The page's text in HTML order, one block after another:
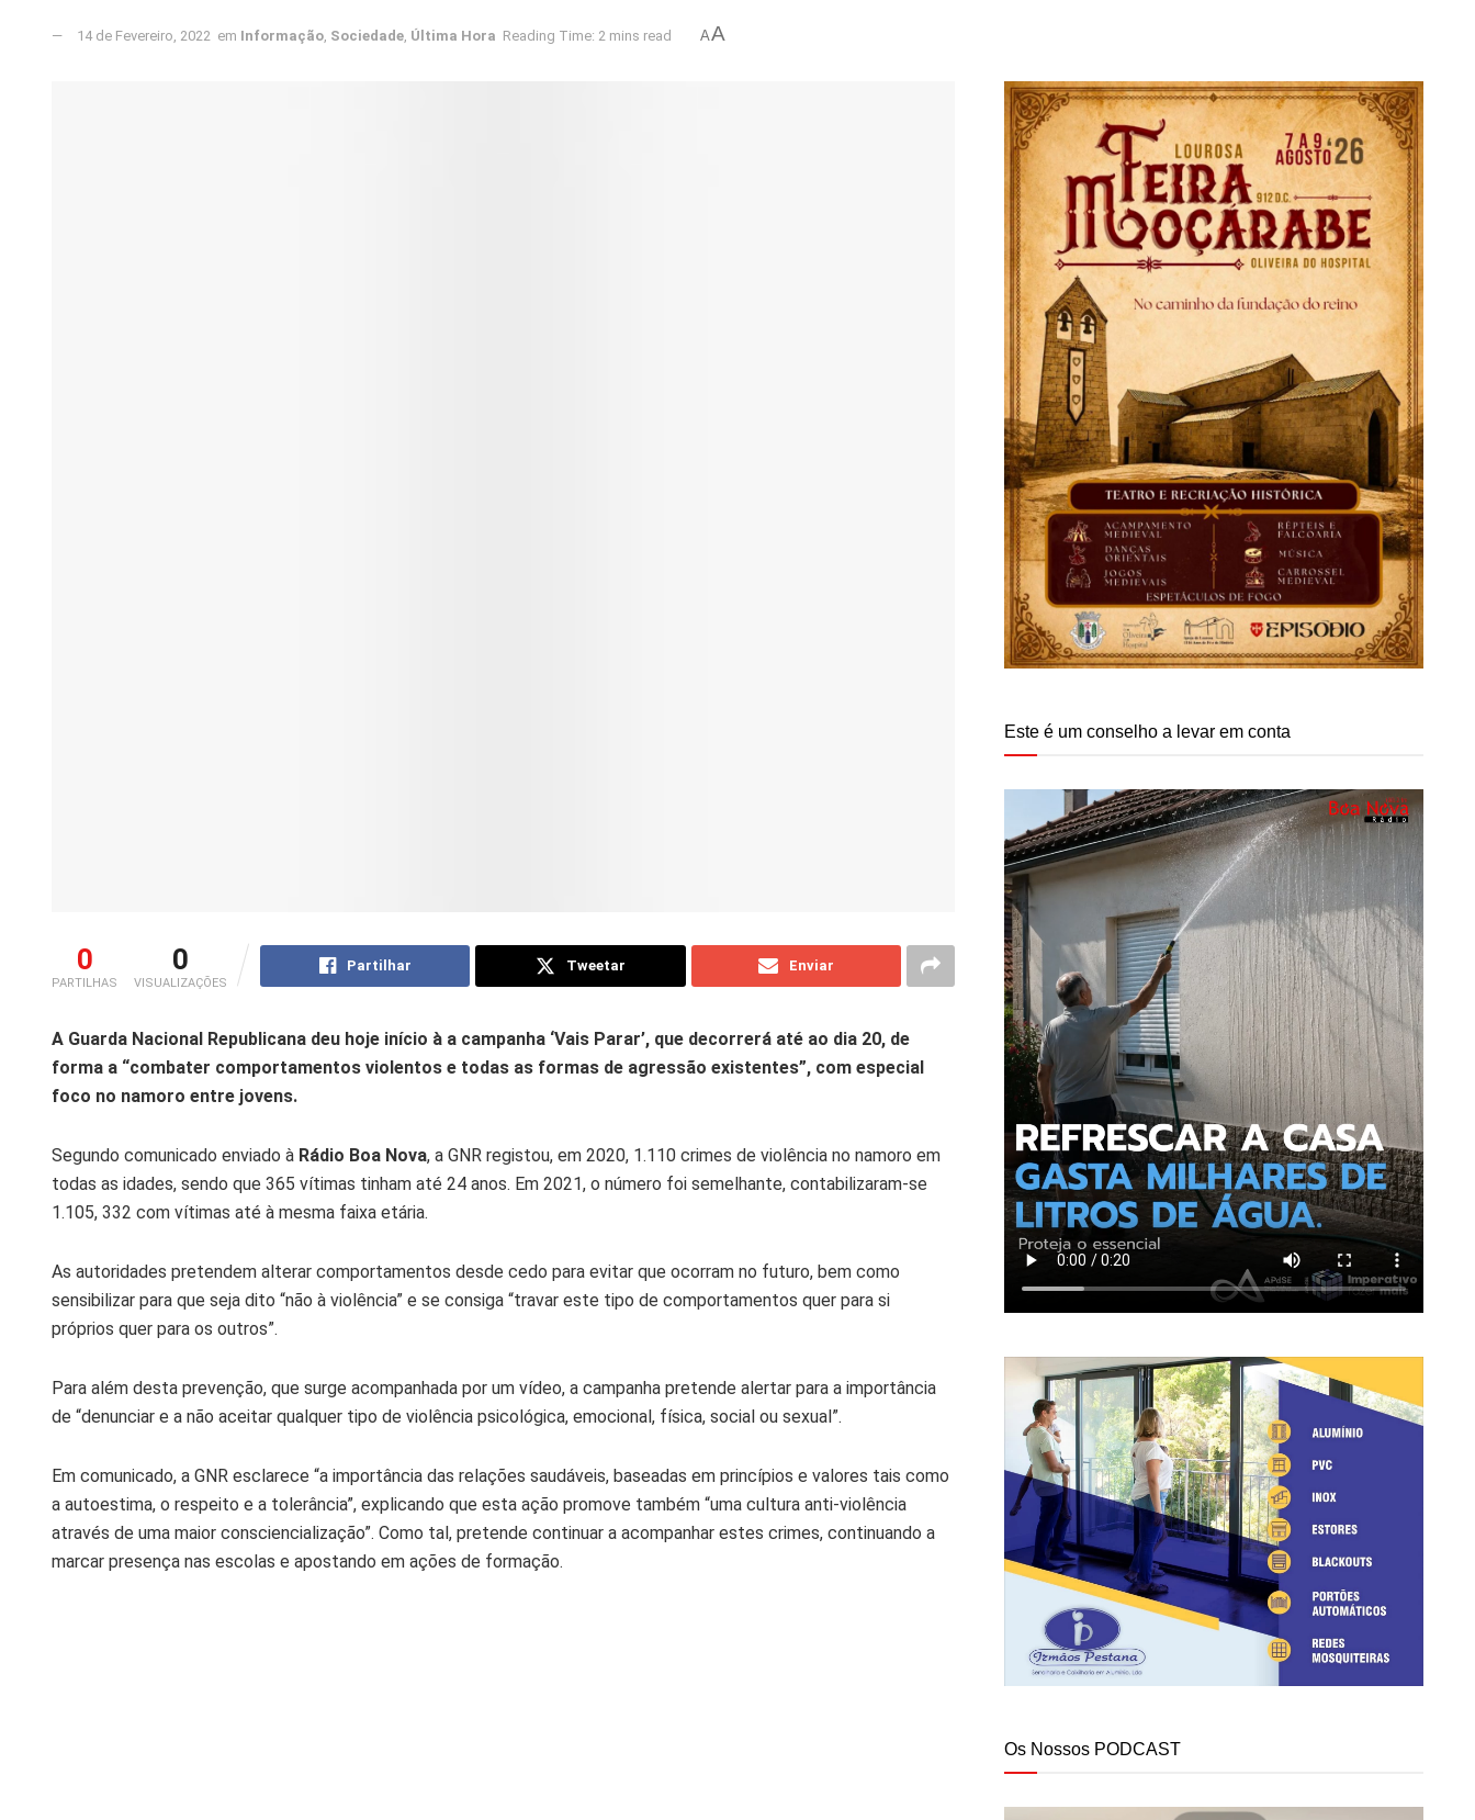
14 de Fevereiro, 2022 em Informação, Sociedade, Última Hora Reading Time: 2 mins read AA
0
PARTILHAS
0
VISUALIZAÇÕES
Partilhar Tweetar Enviar
A Guarda Nacional Republicana deu hoje início à a campanha ‘Vais Parar’, que decorrerá até ao dia 20, de
forma a “combater comportamentos violentos e todas as formas de agressão existentes”, com especial
foco no namoro entre jovens.
Segundo comunicado enviado à Rádio Boa Nova, a GNR registou, em 2020, 1.110 crimes de violência no namoro em
todas as idades, sendo que 365 vítimas tinham até 24 anos. Em 2021, o número foi semelhante, contabilizaram-se
1.105, 332 com vítimas até à mesma faixa etária.
As autoridades pretendem alterar comportamentos desde cedo para evitar que ocorram no futuro, bem como
sensibilizar para que seja dito “não à violência” e se consiga “travar este tipo de comportamentos quer para si
próprios quer para os outros”.
Para além desta prevenção, que surge acompanhada por um vídeo, a campanha pretende alertar para a importância
de “denunciar e a não aceitar qualquer tipo de violência psicológica, emocional, física, social ou sexual”.
Em comunicado, a GNR esclarece “a importância das relações saudáveis, baseadas em princípios e valores tais como
a autoestima, o respeito e a tolerância”, explicando que esta ação promove também “uma cultura anti-violência
através de uma maior consciencialização”. Como tal, pretende continuar a acompanhar estes crimes, continuando a
marcar presença nas escolas e apostando em ações de formação.
Este é um conselho a levar em conta
Os Nossos PODCAST